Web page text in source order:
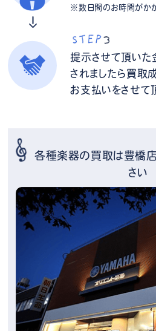
※数日間のお時間がかか
提示させて頂いた
されましたら買取成
お支払いをさせて
各種楽器の買取は豊橋
さい